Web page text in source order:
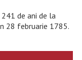
de ani de la
28 februarie 1785.